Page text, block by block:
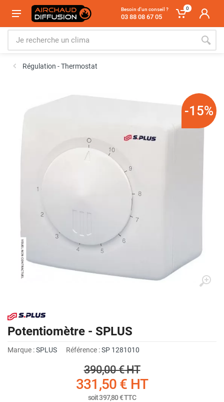
Besoin d'un conseil ?
03 88 08 67 05
0
Régulation - Thermostat
-15%
Potentiomètre - SPLUS
Marque :SPLUS Référence :SP 1281010
390,00 €HT
331,50 € HT
soit397,80 €TTC